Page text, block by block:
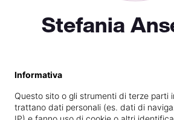
Stefania
Specializzata in
Informativa
Questo sito o gli strumenti di terze parti
trattano dati personali (es. dati di